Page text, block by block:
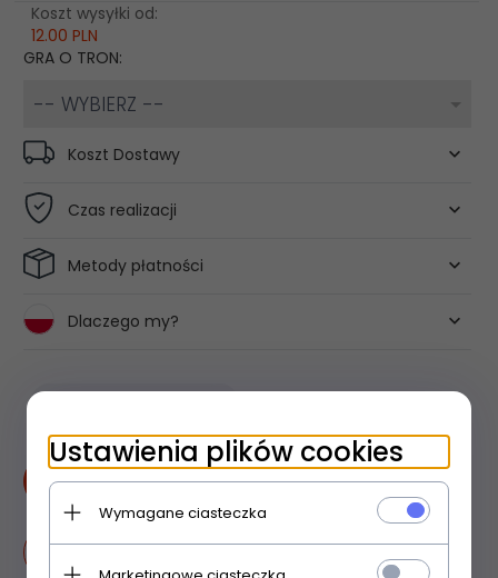
Koszt wysyłki od:
12.00 PLN
GRA O TRON:
-- WYBIERZ --
Koszt Dostawy
Czas realizacji
Metody płatności
Dlaczego my?
KUP TERAZ!
Dodaj do przechowalni
Ustawienia plików cookies
Wymagane ciasteczka